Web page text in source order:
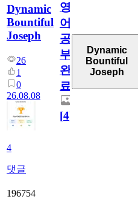
Dynamic
Bountiful
Joseph
26
1
0
26.08.08
4
댓글
영
어
공
부
완
료
[4]
Dynamic
Bountiful
Joseph
196754